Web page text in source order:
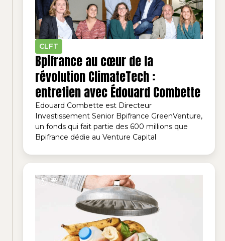
CLFT
Bpifrance au cœur de la
révolution ClimateTech :
entretien avec Édouard Combette
Edouard Combette est Directeur
Investissement Senior Bpifrance GreenVenture,
un fonds qui fait partie des 600 millions que
Bpifrance dédie au Venture Capital